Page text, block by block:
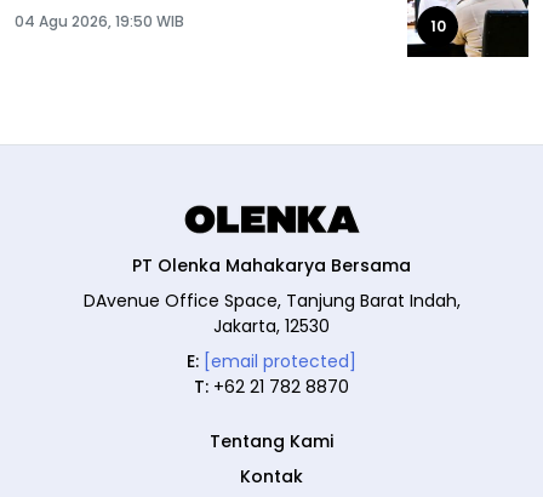
04 Agu 2026, 19:50 WIB 10
PT Olenka Mahakarya Bersama
DAvenue Office Space, Tanjung Barat Indah,
Jakarta, 12530
E: [email protected]
T: +62 21 782 8870
Tentang Kami
Kontak